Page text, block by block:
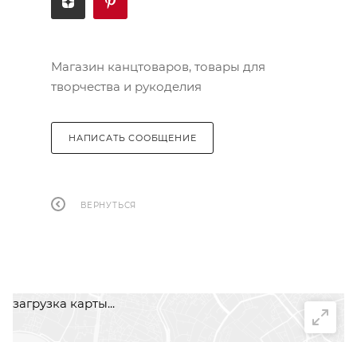
Магазин канцтоваров, товары для
творчества и рукоделия
НАПИСАТЬ СООБЩЕНИЕ
ВЕРНУТЬСЯ
загрузка карты...